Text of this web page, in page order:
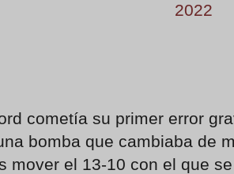
2022
cometía su primer error
bomba que cambiaba de
mover el 13-10 con el que